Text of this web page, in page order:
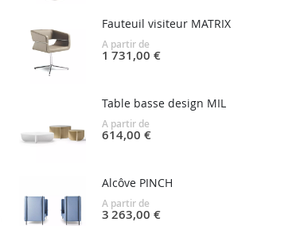
Fauteuil visiteur MATRIX
A partir de
1 731,00 €
Table basse design MIL
A partir de
614,00 €
Alcôve PINCH
A partir de
3 263,00 €